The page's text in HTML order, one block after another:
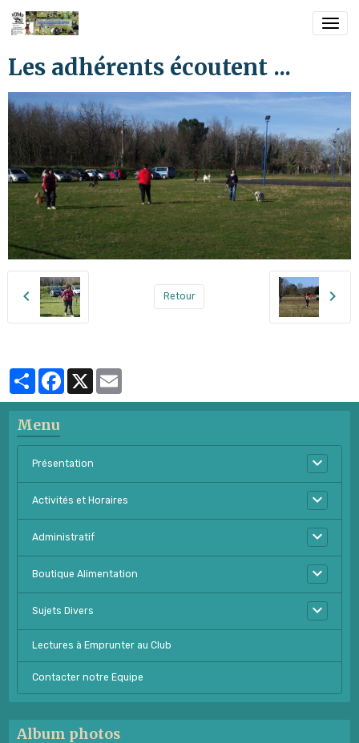
Les adhérents écoutent ...
Retour
PartagerFacebook
X
Menu
Présentation
Activités et Horaires
Administratif
Boutique Alimentation
Sujets Divers
Lectures à Emprunter au Club
Contacter notre Equipe
Album photos